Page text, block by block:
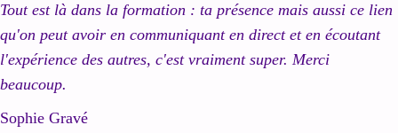
Tout est là dans la formation : ta présence mais aussi ce lien
qu'on peut avoir en communiquant en direct et en écoutant
l'expérience des autres, c'est vraiment super. Merci
beaucoup.
Sophie Gravé